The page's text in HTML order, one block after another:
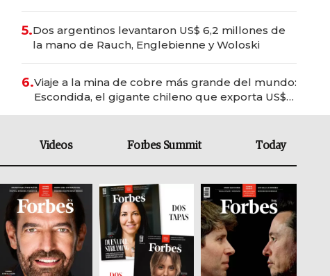
5.Dos argentinos levantaron US$ 6,2 millones de
la mano de Rauch, Englebienne y Woloski
6.Viaje a la mina de cobre más grande del mundo:
Escondida, el gigante chileno que exporta US$
Videos Forbes Summit Today